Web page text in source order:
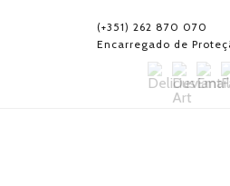
(+351) 262 870 070
Encarregado de